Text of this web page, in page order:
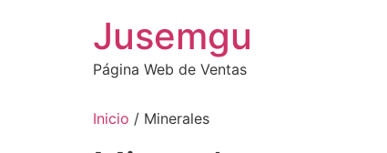
Jusemgu
Página Web de Ventas
Inicio / Minerales